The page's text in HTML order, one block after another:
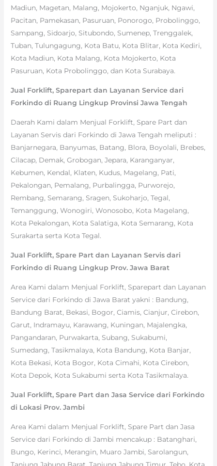
Madiun, Magetan, Malang, Mojokerto, Nganjuk, Ngawi,
Pacitan, Pamekasan, Pasuruan, Ponorogo, Probolinggo,
Sampang, Sidoarjo, Situbondo, Sumenep, Trenggalek,
Tuban, Tulungagung, Kota Batu, Kota Blitar, Kota Kediri,
Kota Madiun, Kota Malang, Kota Mojokerto, Kota
Pasuruan, Kota Probolinggo, dan Kota Surabaya.
Jual Forklift, Sparepart dan Layanan Service dari
Forkindo di Ruang Lingkup Provinsi Jawa Tengah
Daerah Kami dalam Menjual Forklift, Spare Part dan
Layanan Servis dari Forkindo di Jawa Tengah meliputi :
Banjarnegara, Banyumas, Batang, Blora, Boyolali, Brebes,
Cilacap, Demak, Grobogan, Jepara, Karanganyar,
Kebumen, Kendal, Klaten, Kudus, Magelang, Pati,
Pekalongan, Pemalang, Purbalingga, Purworejo,
Rembang, Semarang, Sragen, Sukoharjo, Tegal,
Temanggung, Wonogiri, Wonosobo, Kota Magelang,
Kota Pekalongan, Kota Salatiga, Kota Semarang, Kota
Surakarta serta Kota Tegal.
Jual Forklift, Spare Part dan Layanan Servis dari
Forkindo di Ruang Lingkup Prov. Jawa Barat
Area Kami dalam Menjual Forklift, Sparepart dan Layanan
Service dari Forkindo di Jawa Barat yakni : Bandung,
Bandung Barat, Bekasi, Bogor, Ciamis, Cianjur, Cirebon,
Garut, Indramayu, Karawang, Kuningan, Majalengka,
Pangandaran, Purwakarta, Subang, Sukabumi,
Sumedang, Tasikmalaya, Kota Bandung, Kota Banjar,
Kota Bekasi, Kota Bogor, Kota Cimahi, Kota Cirebon,
Kota Depok, Kota Sukabumi serta Kota Tasikmalaya.
Jual Forklift, Spare Part dan Jasa Service dari Forkindo
di Lokasi Prov. Jambi
Area Kami dalam Menjual Forklift, Spare Part dan Jasa
Service dari Forkindo di Jambi mencakup : Batanghari,
Bungo, Kerinci, Merangin, Muaro Jambi, Sarolangun,